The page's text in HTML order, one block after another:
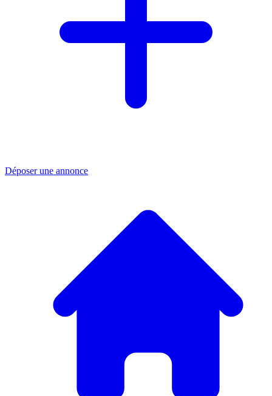
Déposer une annonce